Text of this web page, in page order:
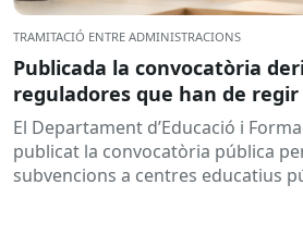
TRAMITACIÓ ENTRE ADMINISTRACIONS
Publicada la convocatòria
reguladores que han de regir
subvencions a centres
desenvolupament de
inserció, durant el curs 2026-
El Departament d’Educació i
publicat la convocatòria pública
subvencions a centres educatius